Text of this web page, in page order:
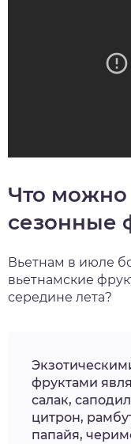
Что
сезонные
Вьетнам в июле
вьетнамские
середине лета?
фруктами
салак,
цитрон,
папайя,